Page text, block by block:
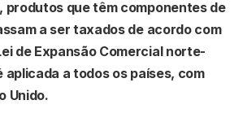
produtos que têm componentes de
a ser taxados de acordo com
de Expansão Comercial norte-
aplicada a todos os países, com
Unido.